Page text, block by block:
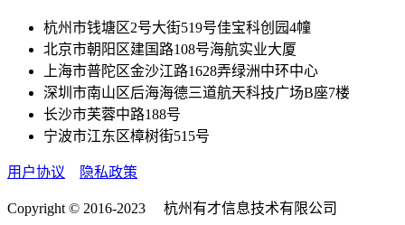
杭州市钱塘区2号大街519号佳宝科创园4幢
北京市朝阳区建国路108号海航实业大厦
上海市普陀区金沙江路1628弄绿洲中环中心
深圳市南山区后海海德三道航天科技广场B座7楼
长沙市芙蓉中路188号
宁波市江东区樟树街515号
用户协议 隐私政策
Copyright © 2016-2023 杭州有才信息技术有限公司